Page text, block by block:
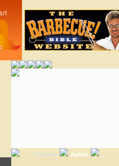
Главная Архив